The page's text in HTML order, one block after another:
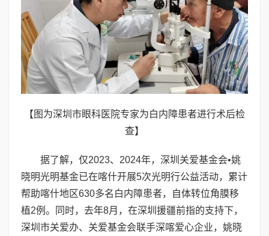
【图为深圳市眼科医院专家为白内障患者进行术后检
查】
据了解，仅2023、2024年，深圳关爱基金会•姚
晓明光明基金已在喀什开展5次光明行公益活动，累计
帮助喀什地区630多名白内障患者，自体转位角膜移
植2例。同时，去年8月，在深圳援疆前指的支持下，
深圳市关爱办、关爱基金会联手深喀爱心企业，姚晓